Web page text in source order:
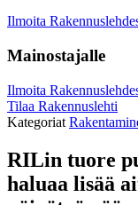
Ilmoita
Mainostajalle
Ilmoita
Tilaa Rakennuslehti
Kategoriat
RILin tuore
haluaa lisää